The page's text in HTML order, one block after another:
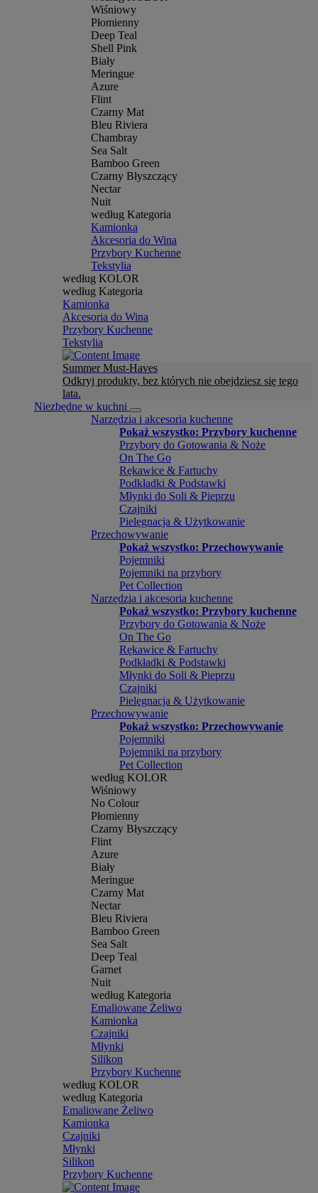
Wiśniowy
Płomienny
Deep Teal
Shell Pink
Biały
Meringue
Azure
Flint
Czarny Mat
Bleu Riviera
Chambray
Sea Salt
Bamboo Green
Czarny Błyszczący
Nectar
Nuit
według Kategoria
Kamionka
Akcesoria do Wina
Przybory Kuchenne
Tekstylia
według KOLOR
według Kategoria
Kamionka
Akcesoria do Wina
Przybory Kuchenne
Tekstylia
Summer Must-Haves
Odkryj produkty, bez których nie obejdziesz się tego
lata.
Niezbędne w kuchni
Narzędzia i akcesoria kuchenne
Pokaż wszystko: Przybory kuchenne
Przybory do Gotowania & Noże
On The Go
Rękawice & Fartuchy
Podkładki & Podstawki
Młynki do Soli & Pieprzu
Czajniki
Pielęgnacja & Użytkowanie
Przechowywanie
Pokaż wszystko: Przechowywanie
Pojemniki
Pojemniki na przybory
Pet Collection
Narzędzia i akcesoria kuchenne
Pokaż wszystko: Przybory kuchenne
Przybory do Gotowania & Noże
On The Go
Rękawice & Fartuchy
Podkładki & Podstawki
Młynki do Soli & Pieprzu
Czajniki
Pielęgnacja & Użytkowanie
Przechowywanie
Pokaż wszystko: Przechowywanie
Pojemniki
Pojemniki na przybory
Pet Collection
według KOLOR
Wiśniowy
No Colour
Płomienny
Czarny Błyszczący
Flint
Azure
Biały
Meringue
Czarny Mat
Nectar
Bleu Riviera
Bamboo Green
Sea Salt
Deep Teal
Garnet
Nuit
według Kategoria
Emaliowane Żeliwo
Kamionka
Czajniki
Młynki
Silikon
Przybory Kuchenne
według KOLOR
według Kategoria
Emaliowane Żeliwo
Kamionka
Czajniki
Młynki
Silikon
Przybory Kuchenne